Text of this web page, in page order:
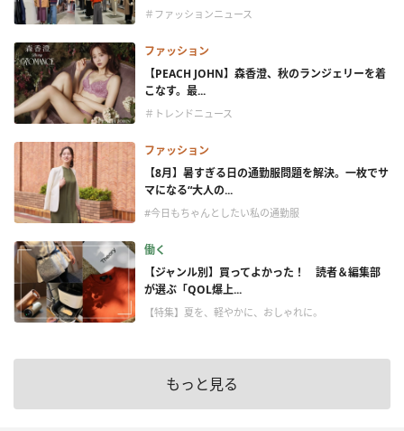
＃ファッションニュース
ファッション
【PEACH JOHN】森香澄、秋のランジェリーを着
こなす。最...
＃トレンドニュース
ファッション
【8月】暑すぎる日の通勤服問題を解決。一枚でサ
マになる“大人の...
#今日もちゃんとしたい私の通勤服
働く
【ジャンル別】買ってよかった！ 読者＆編集部
が選ぶ「QOL爆上...
【特集】夏を、軽やかに、おしゃれに。
もっと見る